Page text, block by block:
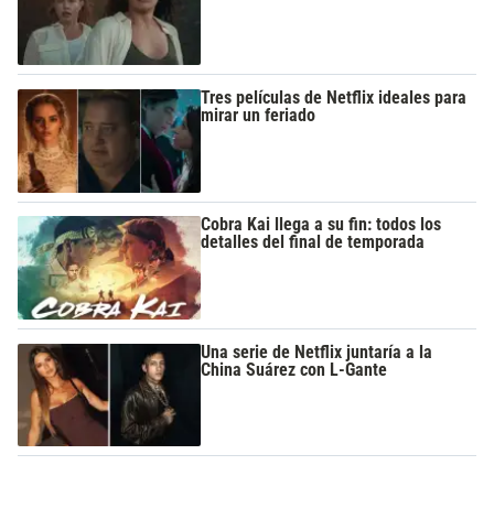
Tres películas de Netflix ideales para
mirar un feriado
Cobra Kai llega a su fin: todos los
detalles del final de temporada
Una serie de Netflix juntaría a la
China Suárez con L-Gante